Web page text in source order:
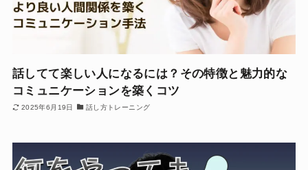
話してて楽しい人になるには？その特徴と魅力的な
コミュニケーションを築くコツ
2025年6月19日 話し方トレーニング